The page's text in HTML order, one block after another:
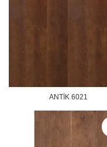
ANTİK 6021